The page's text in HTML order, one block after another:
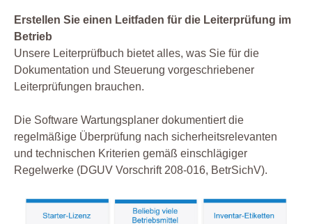
Erstellen Sie einen Leitfaden für die Leiterprüfung im
Betrieb
Unsere Leiterprüfbuch bietet alles, was Sie für die
Dokumentation und Steuerung vorgeschriebener
Leiterprüfungen brauchen.
Die Software Wartungsplaner dokumentiert die
regelmäßige Überprüfung nach sicherheitsrelevanten
und technischen Kriterien gemäß einschlägiger
Regelwerke (DGUV Vorschrift 208-016, BetrSichV).